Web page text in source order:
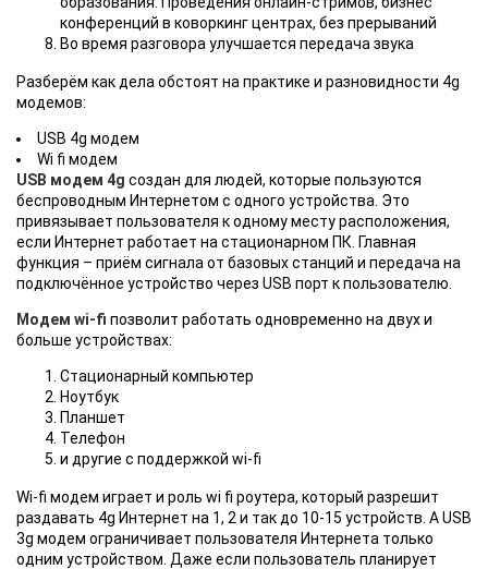
конференций в коворкинг центрах, без прерываний
Во время разговора улучшается передача звука
Разберём как дела обстоят на практике и разновидности 4g
модемов:
USB 4g модем
Wi fi модем
USB модем 4g создан для людей, которые пользуются
беспроводным Интернетом с одного устройства. Это
привязывает пользователя к одному месту расположения,
если Интернет работает на стационарном ПК. Главная
функция – приём сигнала от базовых станций и передача на
подключённое устройство через USB порт к пользователю.
Модем wi-fi позволит работать одновременно на двух и
больше устройствах:
Стационарный компьютер
Ноутбук
Планшет
Телефон
и другие с поддержкой wi-fi
Wi-fi модем играет и роль wi fi роутера, который разрешит
раздавать 4g Интернет на 1, 2 и так до 10-15 устройств. А USB
3g модем ограничивает пользователя Интернета только
одним устройством. Даже если пользователь планирует